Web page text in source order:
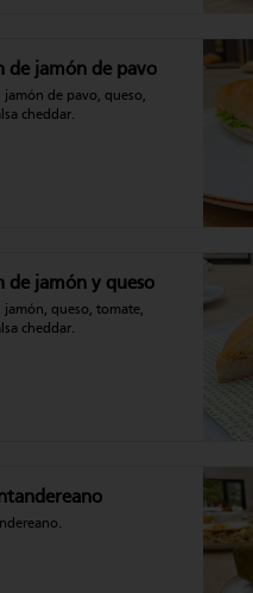
de jamón de pavo
jamón de pavo, queso,
cheddar.
de jamón y queso
jamón, queso, tomate,
cheddar.